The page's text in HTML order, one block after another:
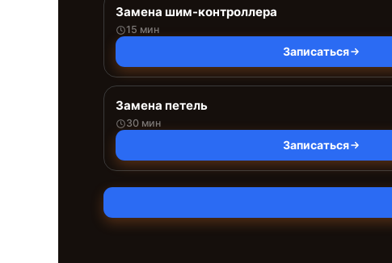
Замена шим-контроллера
15 мин
Записаться
Замена петель
30 мин
Записаться